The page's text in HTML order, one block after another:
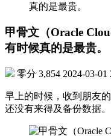
真的是最贵。
甲骨文（Oracle
有时候真的是最贵。
零分 3,854 2024-03-01
早上的时候，收到朋友
还没有来得及备份数据。